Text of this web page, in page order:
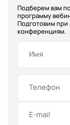
Подберем вам
программу
Подготовим
конференциям.
Имя
Телефон
E-mail